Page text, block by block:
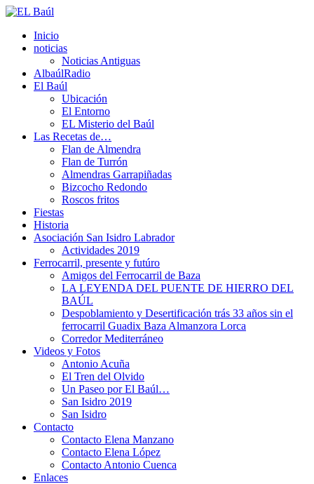
Inicio
noticias
Noticias Antiguas
AlbaúlRadio
El Baúl
Ubicación
El Entorno
EL Misterio del Baúl
Las Recetas de…
Flan de Almendra
Flan de Turrón
Almendras Garrapiñadas
Bizcocho Redondo
Roscos fritos
Fiestas
Historia
Asociación San Isidro Labrador
Actividades 2019
Ferrocarril, presente y futúro
Amigos del Ferrocarril de Baza
LA LEYENDA DEL PUENTE DE HIERRO DEL
BAÚL
Despoblamiento y Desertificación trás 33 años sin el
ferrocarril Guadix Baza Almanzora Lorca
Corredor Mediterráneo
Videos y Fotos
Antonio Acuña
El Tren del Olvido
Un Paseo por El Baúl…
San Isidro 2019
San Isidro
Contacto
Contacto Elena Manzano
Contacto Elena López
Contacto Antonio Cuenca
Enlaces